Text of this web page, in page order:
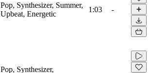
Pop, Synthesizer, Summer,
Upbeat, Energetic
1:03 -
Pop, Synthesizer,